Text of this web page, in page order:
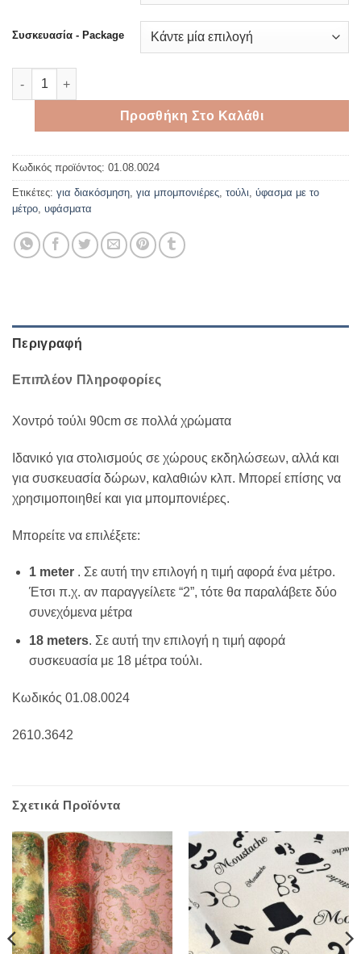
Συσκευασία - Package
Χοντρό τούλι 90cm σε πολλά χρώματα ποσότητα
Προσθήκη Στο Καλάθι
Κωδικός προϊόντος: 01.08.0024
Ετικέτες: για διακόσμηση, για μπομπονιέρες, τούλι, ύφασμα με το
μέτρο, υφάσματα
Περιγραφή
Επιπλέον Πληροφορίες
Χοντρό τούλι 90cm σε πολλά χρώματα
Ιδανικό για στολισμούς σε χώρους εκδηλώσεων, αλλά και
για συσκευασία δώρων, καλαθιών κλπ. Μπορεί επίσης να
χρησιμοποιηθεί και για μπομπονιέρες.
Μπορείτε να επιλέξετε:
1 meter. Σε αυτή την επιλογή η τιμή αφορά ένα μέτρο.
Έτσι π.χ. αν παραγγείλετε “2”, τότε θα παραλάβετε δύο
συνεχόμενα μέτρα
18 meters. Σε αυτή την επιλογή η τιμή αφορά
συσκευασία με 18 μέτρα τούλι.
Κωδικός 01.08.0024
2610.3642
Σχετικά Προϊόντα